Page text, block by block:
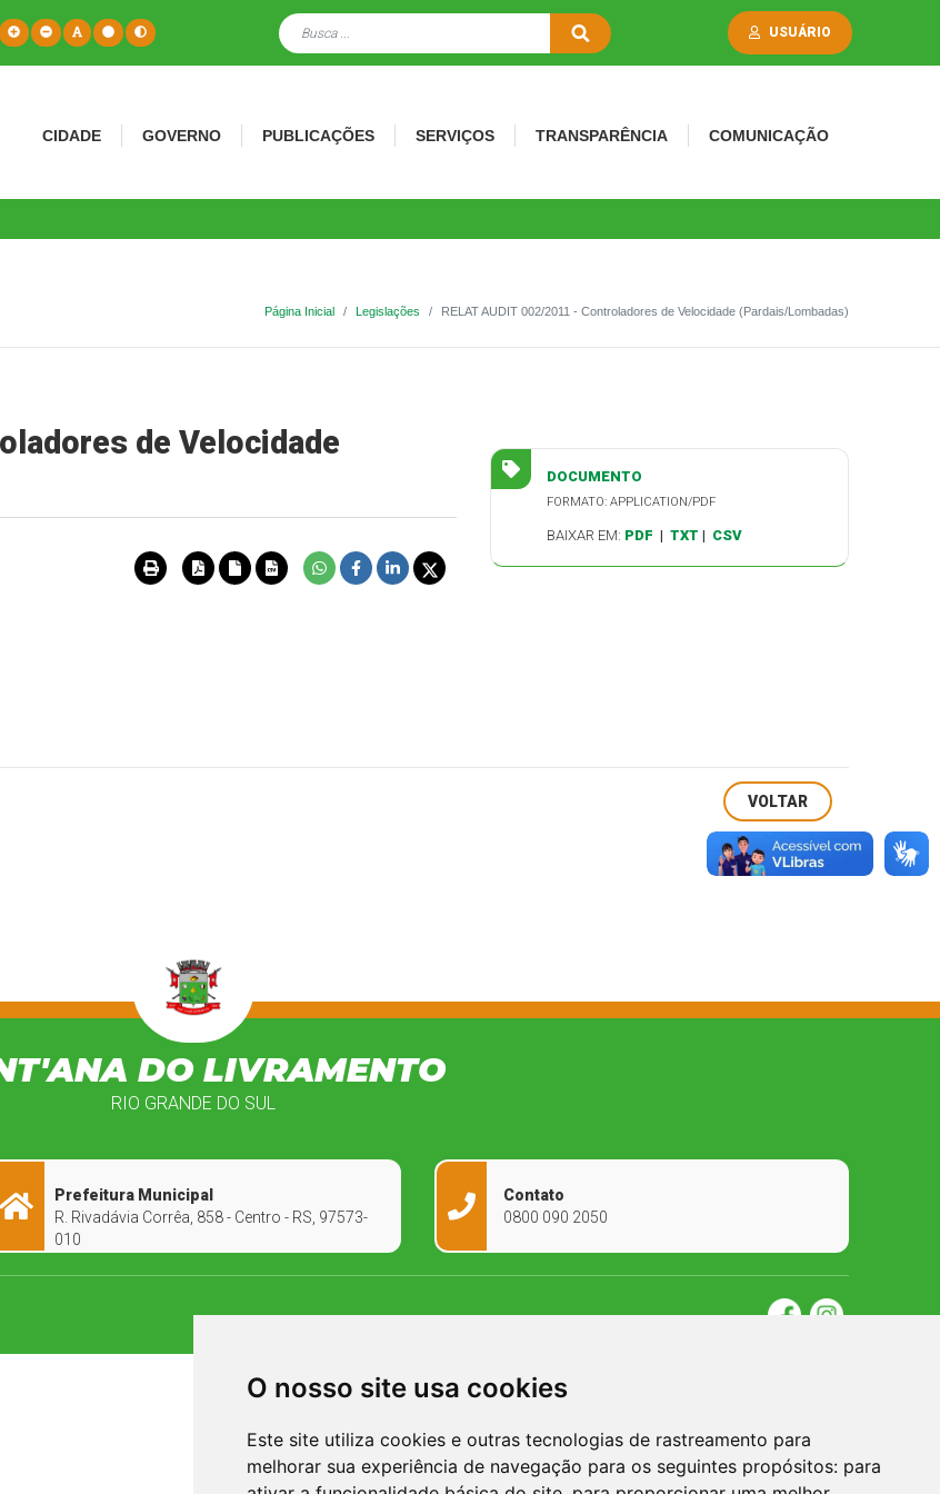
O nosso site usa cookies
Este site utiliza cookies e outras tecnologias de rastreamento para
melhorar sua experiência de navegação para os seguintes propósitos: para
USUÁRIO
CIDADE GOVERNO PUBLICAÇÕES SERVIÇOS TRANSPARÊNCIA COMUNICAÇÃO
Página Inicial Legislações RELAT AUDIT 002/2011 - Controladores de Velocidade (Pardais/Lombadas)
de Velocidade
DOCUMENTO
FORMATO: APPLICATION/PDF
BAIXAR EM: PDF | TXT | CSV
VOLTAR
DO LIVRAMENTO
RIO GRANDE DO SUL
Prefeitura Municipal
R. Rivadávia Corrêa, 858 - Centro - RS, 97573-
010
Contato
0800 090 2050